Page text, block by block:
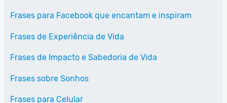
Frases para Facebook que encantam e inspiram
Frases de Experiência de Vida
Frases de Impacto e Sabedoria de Vida
Frases sobre Sonhos
Frases para Celular